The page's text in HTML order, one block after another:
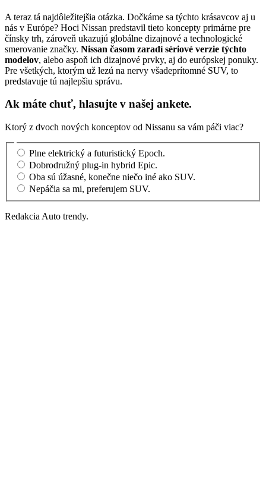
A teraz tá najdôležitejšia otázka. Dočkáme sa týchto krásavcov aj u
nás v Európe? Hoci Nissan predstavil tieto koncepty primárne pre
čínsky trh, zároveň ukazujú globálne dizajnové a technologické
smerovanie značky. Nissan časom zaradí sériové verzie týchto
modelov, alebo aspoň ich dizajnové prvky, aj do európskej ponuky.
Pre všetkých, ktorým už lezú na nervy všadeprítomné SUV, to
predstavuje tú najlepšiu správu.
Ak máte chuť, hlasujte v našej ankete.
Ktorý z dvoch nových konceptov od Nissanu sa vám páči viac?
Plne elektrický a futuristický Epoch.
Dobrodružný plug-in hybrid Epic.
Oba sú úžasné, konečne niečo iné ako SUV.
Nepáčia sa mi, preferujem SUV.
Redakcia Auto trendy.